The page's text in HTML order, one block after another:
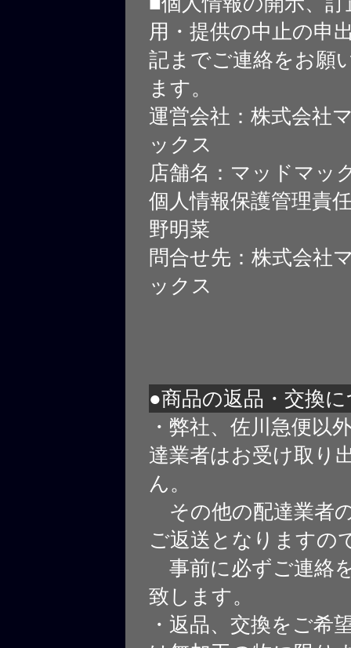
用・提供の中止の申
記までご連絡をお願
ます。
運営会社：株式会社
ックス
店舗名：マッドマッ
個人情報保護管理責
野明菜
問合せ先：株式会社
ックス
●商品の返品・交換
・弊社、佐川急便以
達業者はお受け取り
ん。
その他の配達業者
ご返送となりますの
事前に必ずご連絡
致します。
・返品、交換をご希